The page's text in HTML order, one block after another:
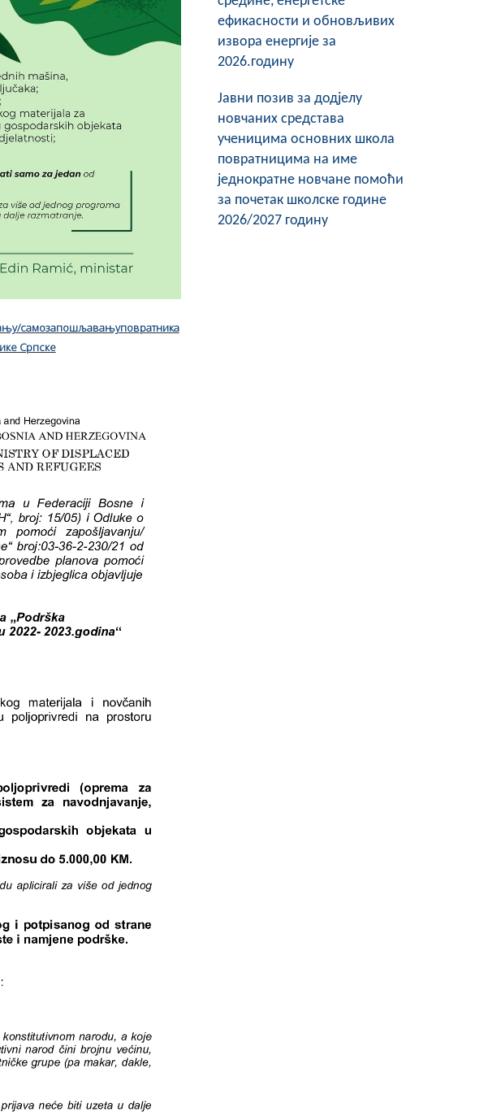
самозапошљавањуповратника
Српске
ефикасности и обновљивих
извора енергије за
2026.годину
Јавни позив за додјелу
новчаних средстава
ученицима основних школа
повратницима на име
једнократне новчане помоћи
за почетак школске године
2026/2027 годину